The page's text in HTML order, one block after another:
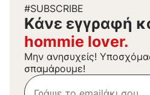
#SUBSCRIBE
Kάνε εγγραφή
hommie lover.
Μην ανησυχείς!
σπαμάρουμε!